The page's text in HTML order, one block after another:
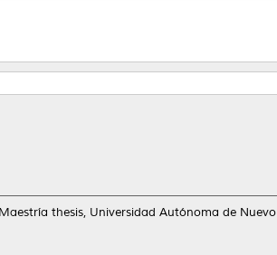
Maestría thesis, Universidad Autónoma de Nuevo